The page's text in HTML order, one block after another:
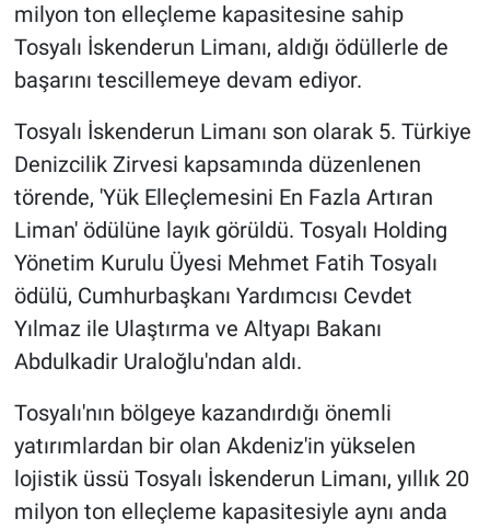
milyon ton elleçleme kapasitesine sahip
Tosyalı İskenderun Limanı, aldığı ödüllerle de
başarını tescillemeye devam ediyor.
Tosyalı İskenderun Limanı son olarak 5. Türkiye
Denizcilik Zirvesi kapsamında düzenlenen
törende, 'Yük Elleçlemesini En Fazla Artıran
Liman' ödülüne layık görüldü. Tosyalı Holding
Yönetim Kurulu Üyesi Mehmet Fatih Tosyalı
ödülü, Cumhurbaşkanı Yardımcısı Cevdet
Yılmaz ile Ulaştırma ve Altyapı Bakanı
Abdulkadir Uraloğlu'ndan aldı.
Tosyalı'nın bölgeye kazandırdığı önemli
yatırımlardan bir olan Akdeniz'in yükselen
lojistik üssü Tosyalı İskenderun Limanı, yıllık 20
milyon ton elleçleme kapasitesiyle aynı anda